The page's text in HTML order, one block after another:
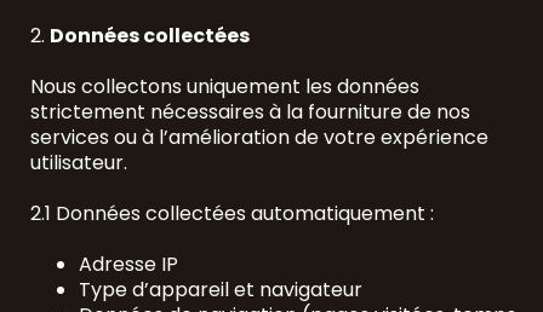
2. Données collectées
Nous collectons uniquement les données
strictement nécessaires à la fourniture de nos
services ou à l’amélioration de votre expérience
utilisateur.
2.1 Données collectées automatiquement :
Adresse IP
Type d’appareil et navigateur